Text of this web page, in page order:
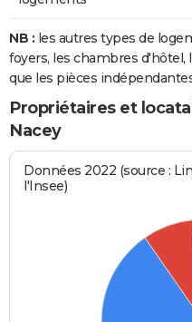
NB : les autres types de
foyers, les chambres
que les pièces
Propriétaires et
Nacey
Données 2022 (source :
l'Insee)